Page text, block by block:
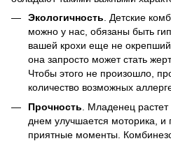
Экологичность . Детские
можно у нас, обязаны быть
вашей крохи еще не окрепший
она запросто может стать
Чтобы этого не произошло,
количество возможных
Прочность . Младенец
днем улучшается моторика, и
приятные моменты.